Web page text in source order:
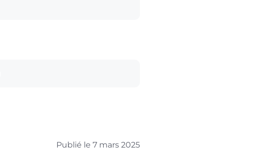
Publié le 7 mars 2025